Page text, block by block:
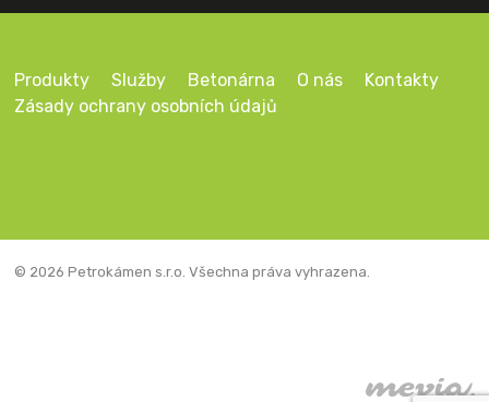
Produkty Služby Betonárna O nás
Kontakty
Zásady ochrany osobních údajů
© 2026 Petrokámen s.r.o. Všechna práva vyhrazena.